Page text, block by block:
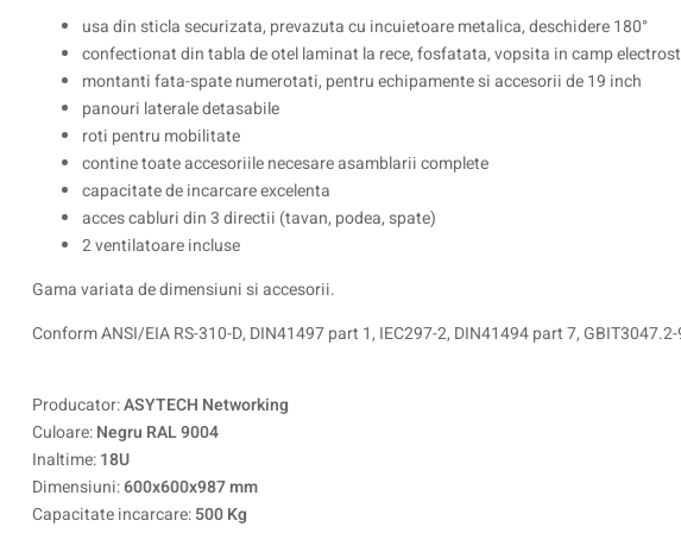
usa din sticla securizata, prevazuta cu incuietoare metalica, deschidere 180°
confectionat din tabla de otel laminat la rece, fosfatata, vopsita in camp
montanti fata-spate numerotati, pentru echipamente si accesorii de 19 inch
panouri laterale detasabile
roti pentru mobilitate
contine toate accesoriile necesare asamblarii complete
capacitate de incarcare excelenta
acces cabluri din 3 directii (tavan, podea, spate)
2 ventilatoare incluse
Gama variata de dimensiuni si accesorii.
Conform ANSI/EIA RS-310-D, DIN41497 part 1, IEC297-2, DIN41494 part 7,
Producator:ASYTECH Networking
Culoare:Negru RAL 9004
Inaltime:18U
Dimensiuni:600x600x987 mm
Capacitate incarcare:500 Kg